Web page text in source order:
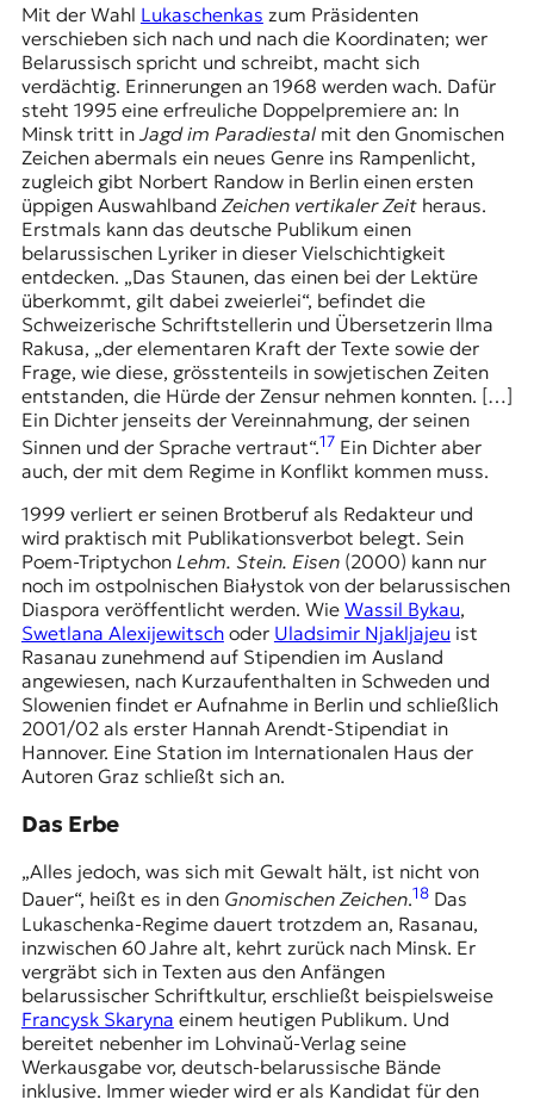
Mit der Wahl Lukaschenkas zum Präsidenten
verschieben sich nach und nach die Koordinaten; wer
Belarussisch spricht und schreibt, macht sich
verdächtig. Erinnerungen an 1968 werden wach. Dafür
steht 1995 eine erfreuliche Doppelpremiere an: In
Minsk tritt in Jagd im Paradiestalmit den Gnomischen
Zeichen abermals ein neues Genre ins Rampenlicht,
zugleich gibt Norbert Randowin Berlin einen ersten
üppigen Auswahlband Zeichen vertikaler Zeitheraus.
Erstmals kann das deutsche Publikum einen
belarussischen Lyriker in dieser Vielschichtigkeit
entdecken. „Das Staunen, das einen bei der Lektüre
überkommt, gilt dabei zweierlei“, befindet die
Schweizerische Schriftstellerin und Übersetzerin Ilma
Rakusa, „der elementaren Kraft der Texte sowie der
Frage, wie diese, grösstenteils in sowjetischen Zeiten
entstanden, die Hürde der Zensur nehmen konnten. […]
Ein Dichter jenseits der Vereinnahmung, der seinen
Sinnen und der Sprache vertraut“.17 Ein Dichter aber
auch, der mit dem Regime in Konflikt kommen muss.
1999 verliert er seinen Brotberuf als Redakteur und
wird praktisch mit Publikationsverbot belegt. Sein
Poem-Triptychon Lehm. Stein. Eisen(2000) kann nur
noch im ostpolnischen Białystok von der belarussischen
Diaspora veröffentlicht werden. Wie Wassil Bykau,
Swetlana Alexijewitschoder Uladsimir Njakljajeu ist
Rasanau zunehmend auf Stipendien im Ausland
angewiesen, nach Kurzaufenthalten in Schweden und
Slowenien findet er Aufnahme in Berlin und schließlich
2001/02 als erster Hannah Arendt-Stipendiat in
Hannover. Eine Station im Internationalen Haus der
Autoren Graz schließt sich an.
Das Erbe
„Alles jedoch, was sich mit Gewalt hält, ist nicht von
Dauer“, heißt es in den Gnomischen Zeichen.18Das
Lukaschenka-Regime dauert trotzdem an, Rasanau,
inzwischen 60 Jahre alt, kehrt zurück nach Minsk. Er
vergräbt sich in Texten aus den Anfängen
belarussischer Schriftkultur, erschließt beispielsweise
Francysk Skaryna einem heutigen Publikum. Und
bereitet nebenher im Lohvinaŭ-Verlag seine
Werkausgabe vor, deutsch-belarussische Bände
inklusive. Immer wieder wird er als Kandidat für den